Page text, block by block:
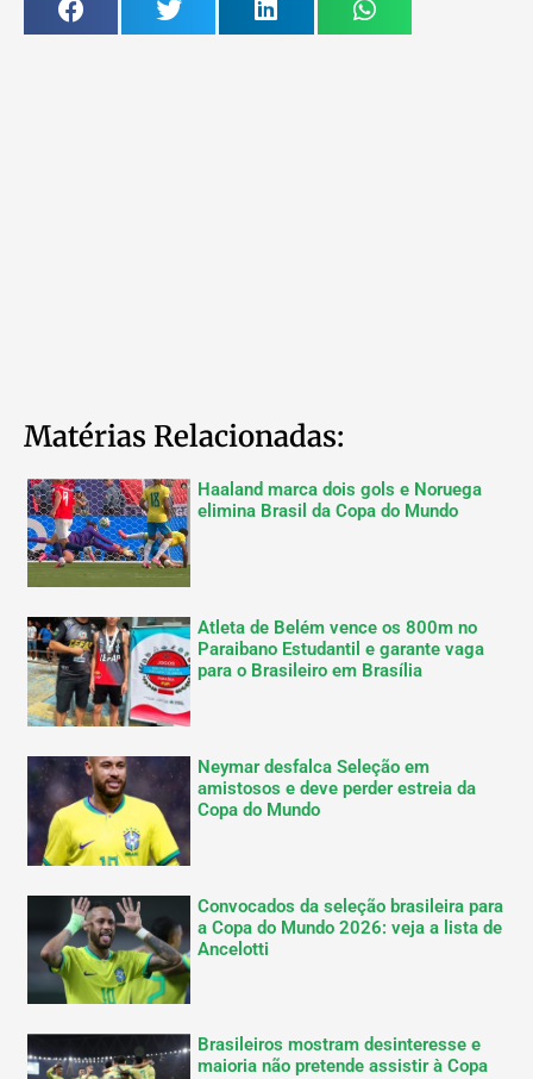
Matérias Relacionadas:
Haaland marca dois gols e Noruega
elimina Brasil da Copa do Mundo
Atleta de Belém vence os 800m no
Paraibano Estudantil e garante vaga
para o Brasileiro em Brasília
Neymar desfalca Seleção em
amistosos e deve perder estreia da
Copa do Mundo
Convocados da seleção brasileira para
a Copa do Mundo 2026: veja a lista de
Ancelotti
Brasileiros mostram desinteresse e
maioria não pretende assistir à Copa